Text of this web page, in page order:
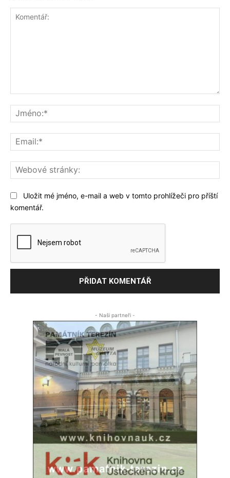
Uložit mé jméno, e-mail a web v tomto prohlížeči pro příští
komentář.
- Naši partneři -